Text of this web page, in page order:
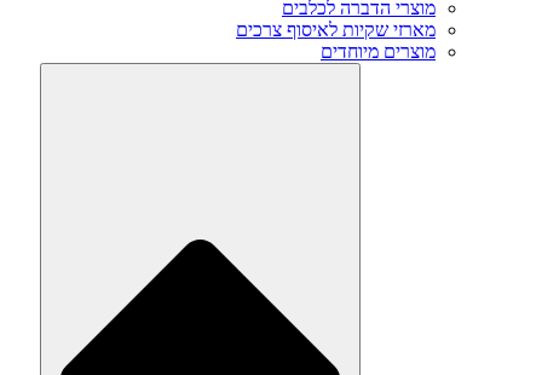
מוצרי הדברה לכלבים
מארזי שקיות לאיסוף צרכים
מוצרים מיוחדים